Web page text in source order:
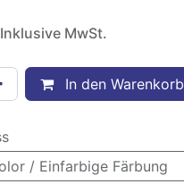
Inklusive MwSt.
In den Warenkorb
/ Einfarbige Färbung